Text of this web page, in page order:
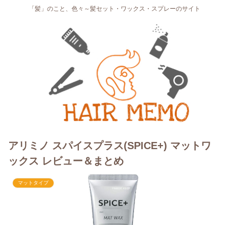
「髪」のこと、色々～髪セット・ワックス・スプレーのサイト
アリミノ スパイスプラス(SPICE+) マットワ
ックス レビュー＆まとめ
マットタイプ